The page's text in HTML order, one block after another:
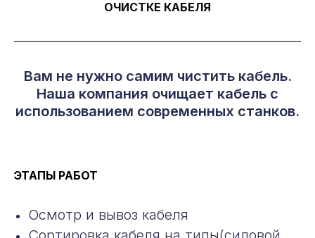
ОЧИСТКЕ КАБЕЛЯ
Вам не нужно самим чистить кабель.
Наша компания очищает кабель с
использованием современных станков.
ЭТАПЫ РАБОТ
Осмотр и вывоз кабеля